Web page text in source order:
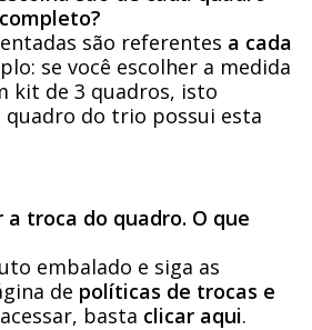
são referentes a cada
se você escolher a medida
kit de 3 quadros, isto
quadro do trio possui esta
troca do quadro. O que
embalado e siga as
de políticas de trocas e
basta clicar aqui.